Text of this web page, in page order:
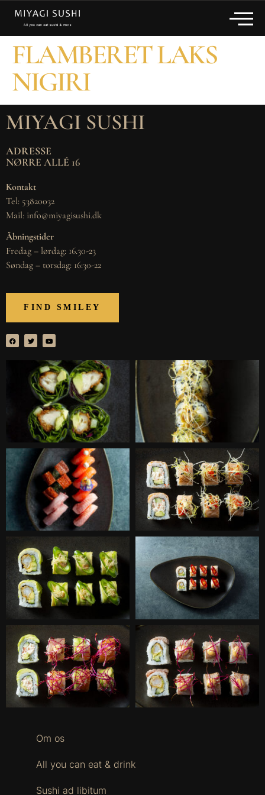
FLAMBERET LAKS
NIGIRI
MIYAGI SUSHI
ADRESSE
NØRRE ALLÉ 16
Kontakt
Tel: 53820032
Mail: info@miyagisushi.dk
Åbningstider
Fredag – lørdag: 16.30-23
Søndag – torsdag: 16:30-22
FIND SMILEY
Om os
All you can eat & drink
Sushi ad libitum